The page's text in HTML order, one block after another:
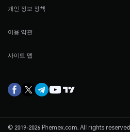
개인 정보 정책
이용 약관
사이트 맵
© 2019-2026 Phemex.com. All rights reserved